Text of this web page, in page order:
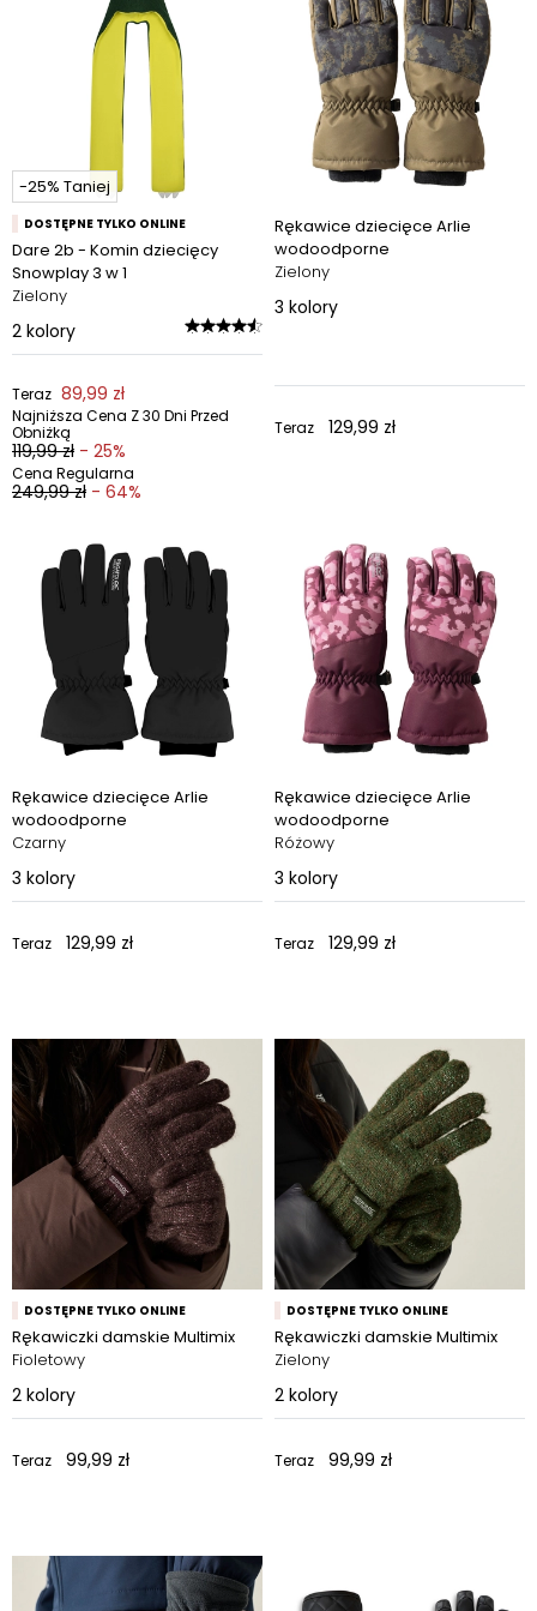
-25% Taniej
DOSTĘPNE TYLKO ONLINE
Dare 2b - Komin dziecięcy
Snowplay 3 w 1
Zielony
2 kolory
Teraz 89,99 zł
Najniższa Cena Z 30 Dni Przed
Obniżką
119,99 zł - 25%
Cena Regularna
249,99 zł - 64%
Rękawice dziecięce Arlie
wodoodporne
Zielony
3 kolory
Teraz 129,99 zł
Rękawice dziecięce Arlie
wodoodporne
Czarny
3 kolory
Teraz 129,99 zł
Rękawice dziecięce Arlie
wodoodporne
Różowy
3 kolory
Teraz 129,99 zł
DOSTĘPNE TYLKO ONLINE
Rękawiczki damskie Multimix
Fioletowy
2 kolory
Teraz 99,99 zł
DOSTĘPNE TYLKO ONLINE
Rękawiczki damskie Multimix
Zielony
2 kolory
Teraz 99,99 zł